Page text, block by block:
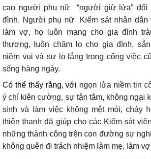
cao người phụ nữ “người giữ lửa” đối
đình. Người phụ nữ Kiểm sát nhân dân
làm vợ, họ luôn mang cho gia đình
thương, luôn chăm lo cho gia đình,
niềm vui và sự lo lắng trong công việc
sống hàng ngày.
Có thể thấy rằng, với ngọn lửa niềm tin c
ý chí kiên cường, sự tận tâm, không ngại
sinh và làm việc không mệt mỏi, cháy h
thiên thanh đã giúp cho các Kiểm sát
những thành công trên con đường sự
không quên đi trách nhiệm làm mẹ, làm